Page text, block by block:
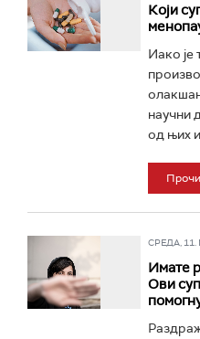
Који
Иако
научни
од њих
СРЕДА, 11.
Имате
Ови